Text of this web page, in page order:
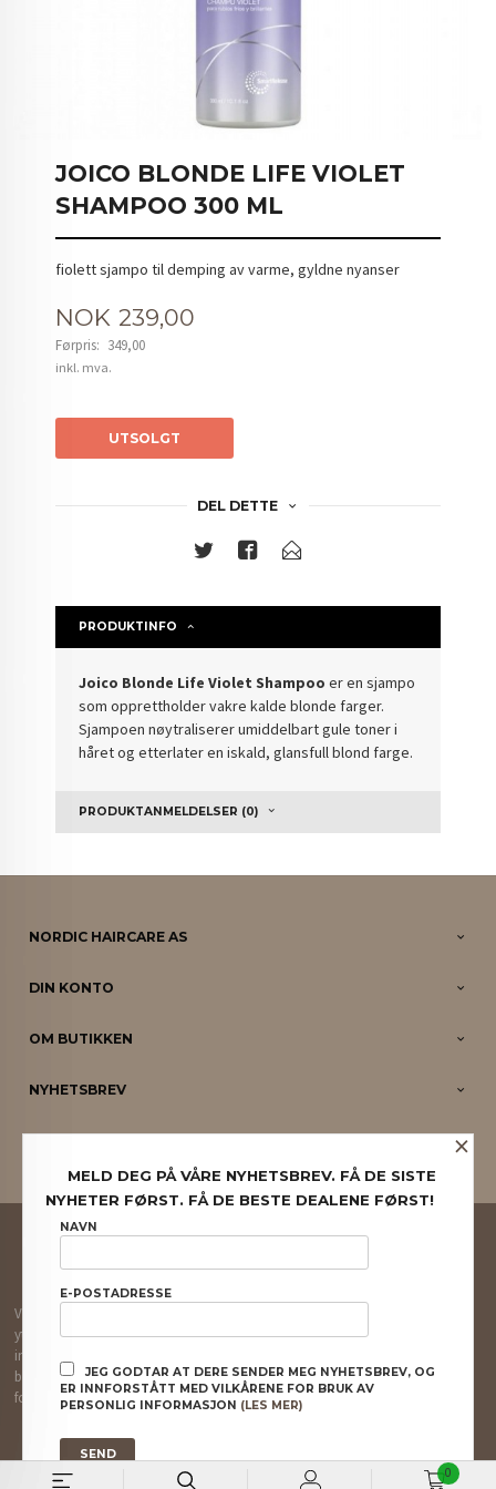
0
JOICO BLONDE LIFE VIOLET
SHAMPOO 300 ML
fiolett sjampo til demping av varme, gyldne nyanser
Tilbud
NOK 239,00
Førpris: 349,00
Rabatt
inkl. mva.
UTSOLGT
DEL DETTE
PRODUKTINFO
Joico Blonde Life Violet Shampoo er en sjampo
som opprettholder vakre kalde blonde farger.
Sjampoen nøytraliserer umiddelbart gule toner i
håret og etterlater en iskald, glansfull blond farge.
PRODUKTANMELDELSER (0)
NORDIC HAIRCARE AS
DIN KONTO
OM BUTIKKEN
NYHETSBREV
PARTNERE
FRAKT
NYHETSBREV
Vår nettbutikk bruker cookies slik at du får en bedre kjøpsopplevelse og vi kan
yte deg bedre service. Vi bruker cookies hovedsaklig til å lagre
innloggingsdetaljer og huske hva du har puttet i handlekurven din. Fortsett å
bruke siden som normalt om du godtar dette.Les merellerendre innstillinger
for cookies.
×
MELD DEG PÅ VÅRE NYHETSBREV. FÅ DE SISTE
NYHETER FØRST. FÅ DE BESTE DEALENE FØRST!
NAVN
E-POSTADRESSE
JEG GODTAR AT DERE SENDER MEG NYHETSBREV, OG
ER INNFORSTÅTT MED VILKÅRENE FOR BRUK AV
PERSONLIG INFORMASJON (LES MER)